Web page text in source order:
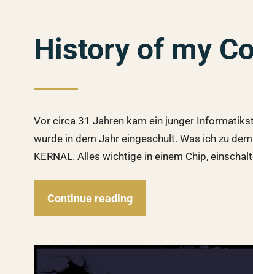
History of my
Vor circa 31 Jahren kam ein junger
wurde in dem Jahr eingeschult. Was ich zu
KERNAL. Alles wichtige in einem Chip,
Continue reading